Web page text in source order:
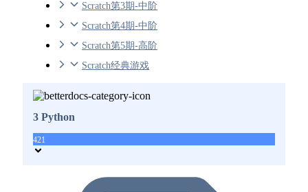
Scratch第3期-中阶
Scratch第4期-中阶
Scratch第5期-高阶
Scratch经典游戏
3 Python
421